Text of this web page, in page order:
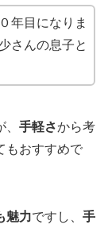
年目になりま
さんの息子と
手軽さから考
もおすすめで
魅力ですし、 手